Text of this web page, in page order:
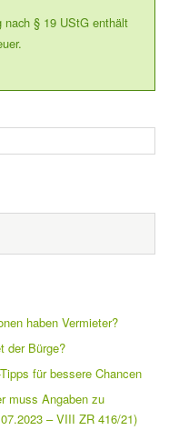
nach § 19 UStG enthält
haben Vermieter?
der Bürge?
für bessere Chancen
muss Angaben zu
– VIII ZR 416/21)